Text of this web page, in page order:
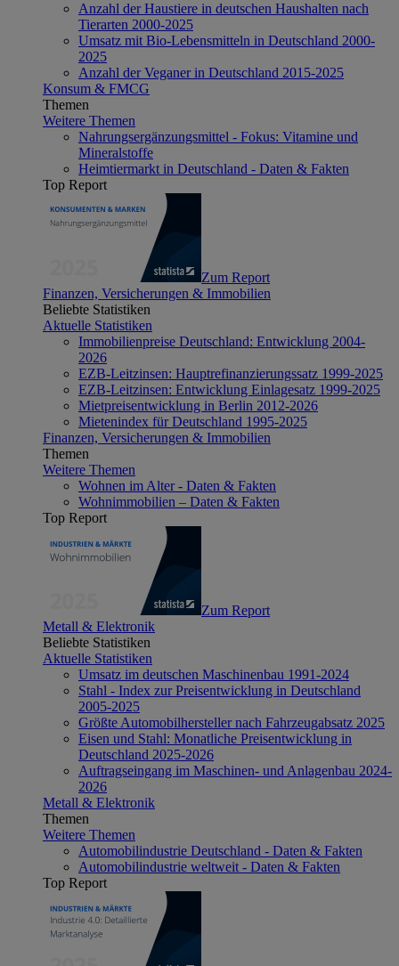
Anzahl der Haustiere in deutschen Haushalten nach
Tierarten 2000-2025
Umsatz mit Bio-Lebensmitteln in Deutschland 2000-
2025
Anzahl der Veganer in Deutschland 2015-2025
Konsum & FMCG
Themen
Weitere Themen
Nahrungsergänzungsmittel - Fokus: Vitamine und
Mineralstoffe
Heimtiermarkt in Deutschland - Daten & Fakten
Top Report
Zum Report
Finanzen, Versicherungen & Immobilien
Beliebte Statistiken
Aktuelle Statistiken
Immobilienpreise Deutschland: Entwicklung 2004-
2026
EZB-Leitzinsen: Hauptrefinanzierungssatz 1999-2025
EZB-Leitzinsen: Entwicklung Einlagesatz 1999-2025
Mietpreisentwicklung in Berlin 2012-2026
Mietenindex für Deutschland 1995-2025
Finanzen, Versicherungen & Immobilien
Themen
Weitere Themen
Wohnen im Alter - Daten & Fakten
Wohnimmobilien – Daten & Fakten
Top Report
Zum Report
Metall & Elektronik
Beliebte Statistiken
Aktuelle Statistiken
Umsatz im deutschen Maschinenbau 1991-2024
Stahl - Index zur Preisentwicklung in Deutschland
2005-2025
Größte Automobilhersteller nach Fahrzeugabsatz 2025
Eisen und Stahl: Monatliche Preisentwicklung in
Deutschland 2025-2026
Auftragseingang im Maschinen- und Anlagenbau 2024-
2026
Metall & Elektronik
Themen
Weitere Themen
Automobilindustrie Deutschland - Daten & Fakten
Automobilindustrie weltweit - Daten & Fakten
Top Report